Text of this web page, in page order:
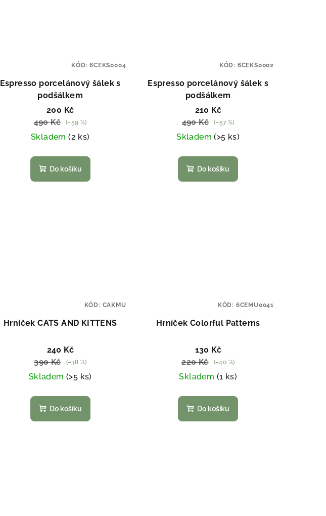
Espresso porcelánový šálek s
podšálkem
200 Kč
490 Kč
(–59 %)
Skladem(2 ks)
Do košíku
KÓD:6CEKS0004
Espresso porcelánový šálek s
podšálkem
210 Kč
490 Kč
(–57 %)
Skladem(>5 ks)
Do košíku
KÓD: 6CEKS0002
Hrníček CATS AND KITTENS
240 Kč
390 Kč
(–38 %)
Skladem (>5 ks)
Do košíku
KÓD: CAKMU
Hrníček Colorful Patterns
130 Kč
220 Kč
(–40 %)
Skladem (1 ks)
Do košíku
KÓD: 6CEMU0041